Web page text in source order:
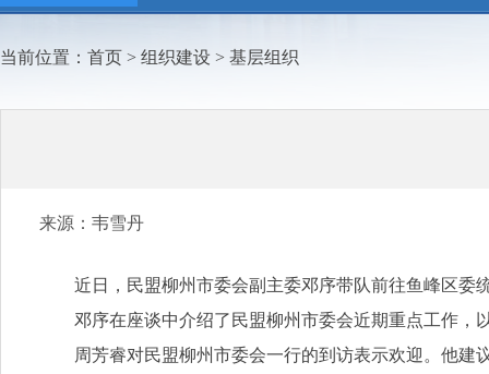
当前位置： 首页 > 组织建设 > 基层组织
来源：韦雪丹
近日，民盟柳州市委会副主委邓序带队前往鱼峰区委
邓序在座谈中介绍了民盟柳州市委会近期重点工作，
周芳睿对民盟柳州市委会一行的到访表示欢迎。他